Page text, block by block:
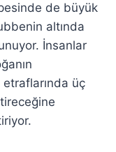
de büyük
altında
İnsanlar
üç